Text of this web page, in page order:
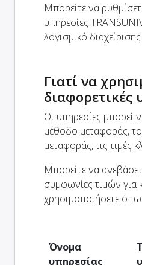
Μπορείτε να
υπηρεσίες
λογισμικό
Γιατί να
διαφορετικές
Οι υπηρεσίες μπορεί
μέθοδο μεταφοράς,
μεταφοράς, τις τιμές
Μπορείτε να
συμφωνίες τιμών για
χρησιμοποιήσετε
Όνομα
υπηρεσίας